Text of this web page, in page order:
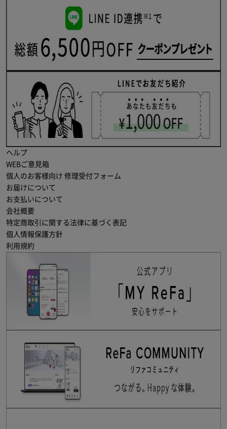
ヘルプ
WEBご意見箱
個人のお客様向け 修理受付フォーム
お届けについて
お支払いについて
会社概要
特定商取引に関する法律に基づく表記
個人情報保護方針
利用規約